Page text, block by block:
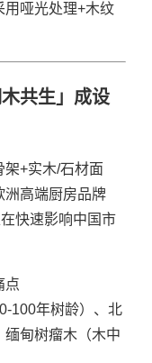
用哑光处理+木纹
共生」成设
+实木/石材面
洲高端厨房品牌
快速影响中国市
点
100年树龄）、北
缅甸树瘤木（木中